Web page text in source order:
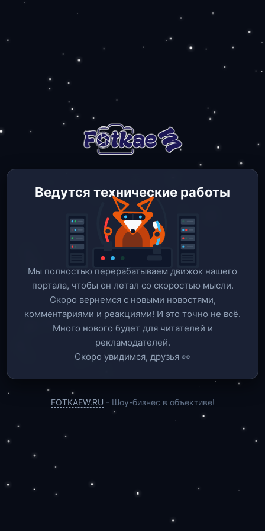
Ведутся технические работы
Мы полностью перерабатываем движок нашего
портала, чтобы он летал со скоростью мысли.
Скоро вернемся c новыми новостями,
комментариями и реакциями! И это точно не всё.
Много нового будет для читателей и
рекламодателей.
Скоро увидимся, друзья 👀
FOTKAEW.RU - Шоу-бизнес в объективе!